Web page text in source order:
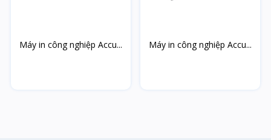
Máy in công nghiệp Accu... Máy in công nghiệp Accu...